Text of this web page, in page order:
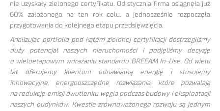
nie uzyskały zielonego certyfikatu. Od stycznia firma osiągnęła już
60% założonego na ten rok celu, a jednocześnie rozpoczęła
przygotowania do kolejnego etapu przedsięwzięcia.
Analizując portfolio pod kątem zielonej certyfikacji dostrzegliśmy
duży potencjał naszych nieruchomości i podjęliśmy decyzję
o wieloetapowym wdrażaniu standardu BREEAM In-Use. Od wielu
lat oferujemy klientom odnawialną energię i stosujemy
innowacyjne, energooszczędne rozwiązania, które pozwalają
na redukcję emisji dwutlenku węgla podczas budowy i eksploatacji
naszych budynków. Kwestie zrównoważonego rozwoju są jednym